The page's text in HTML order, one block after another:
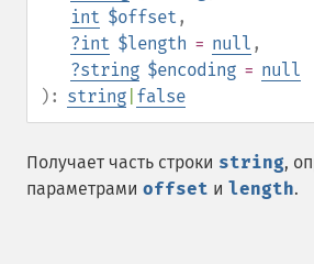
int $offset ,
?int $length = null ,
?string $encoding = null
): string false
Получает часть строки string,
параметрами offset и length.